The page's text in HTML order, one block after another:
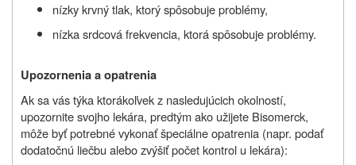
nízky krvný tlak, ktorý spôsobuje problémy,
nízka srdcová frekvencia, ktorá spôsobuje problémy.
Upozornenia a opatrenia
Ak sa vás týka ktorákoľvek z nasledujúcich okolností,
upozornite svojho lekára, predtým ako užijete Bisomerck,
môže byť potrebné vykonať špeciálne opatrenia (napr. podať
dodatočnú liečbu alebo zvýšiť počet kontrol u lekára):